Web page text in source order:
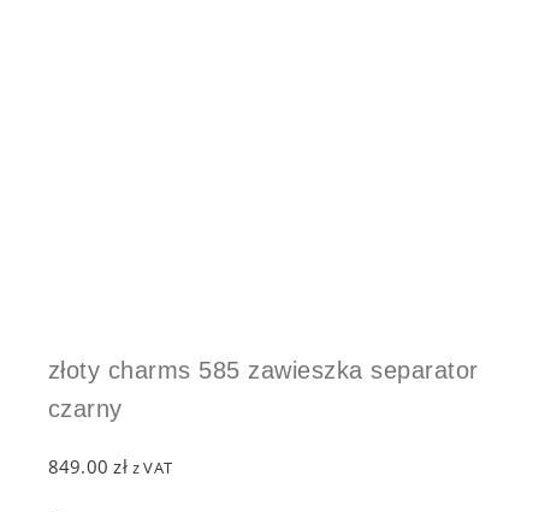
złoty charms 585 zawieszka separator
czarny
849.00zł z VAT